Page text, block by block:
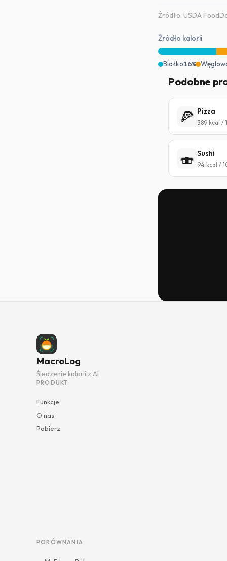
Źródło: USDA
Źródło kalorii
Białko16%
Podobne
🍕 Pizza
389 kcal /
🍣 Sushi
94 kcal /
MacroLog
Śledzenie kalorii z AI
PRODUKT
Funkcje
O nas
Pobierz
PORÓWNANIA